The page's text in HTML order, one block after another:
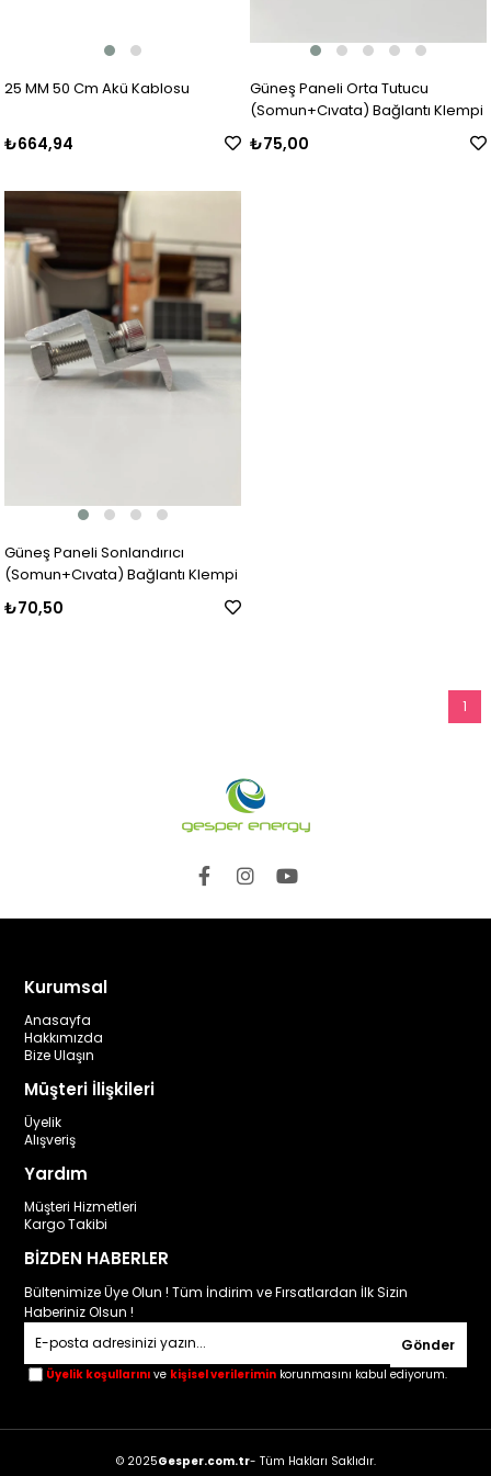
25 MM 50 Cm Akü Kablosu
₺664,94
Güneş Paneli Orta Tutucu
(Somun+Cıvata) Bağlantı Klempi
₺75,00
Güneş Paneli Sonlandırıcı
(Somun+Cıvata) Bağlantı Klempi
₺70,50
1
Kurumsal
Anasayfa
Hakkımızda
Bize Ulaşın
Müşteri İlişkileri
Üyelik
Alışveriş
Yardım
Müşteri Hizmetleri
Kargo Takibi
BİZDEN HABERLER
Bültenimize Üye Olun ! Tüm İndirim ve Fırsatlardan İlk Sizin
Haberiniz Olsun !
Gönder
Üyelik koşullarını ve kişisel verilerimin korunmasını kabul ediyorum.
© 2025Gesper.com.tr- Tüm Hakları Saklıdır.